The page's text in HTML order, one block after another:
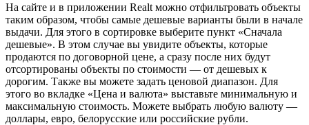
На сайте и в приложении Realt можно отфильтровать объекты
таким образом, чтобы самые дешевые варианты были в начале
выдачи. Для этого в сортировке выберите пункт «Сначала
дешевые». В этом случае вы увидите объекты, которые
продаются по договорной цене, а сразу после них будут
отсортированы объекты по стоимости — от дешевых к
дорогим. Также вы можете задать ценовой диапазон. Для
этого во вкладке «Цена и валюта» выставьте минимальную и
максимальную стоимость. Можете выбрать любую валюту —
доллары, евро, белорусские или российские рубли.